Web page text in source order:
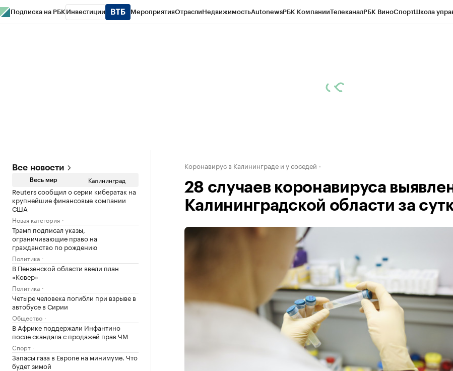
Подписка на РБК Инвестиции МероприятияОтраслиНедвижимостьAutonewsРБК КомпанииТелеканалРБК ВиноСпортШкола
Все новости
Весь мир Калининград
Reuters сообщил о серии кибератак на
крупнейшие финансовые компании
США
Новая категория
Трамп подписал указы,
ограничивающие право на
гражданство по рождению
Политика
В Пензенской области ввели план
«Ковер»
Политика
Четыре человека погибли при взрыве в
автобусе в Сирии
Общество
В Африке поддержали Инфантино
после скандала с продажей прав ЧМ
Спорт
Запасы газа в Европе на минимуме. Что
будет зимой
Коронавирус в Калининграде и у соседей
28 случаев коронавируса
Калининградской области за